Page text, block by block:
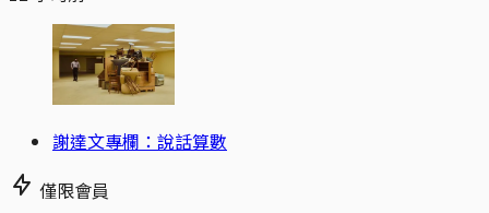
謝達文專欄：說話算數
僅限會員